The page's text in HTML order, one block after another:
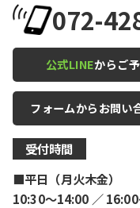
072-
公式LINEからご
フォームからお問い
受付時間
■平日（月火木金）
10:30〜14:00 ／